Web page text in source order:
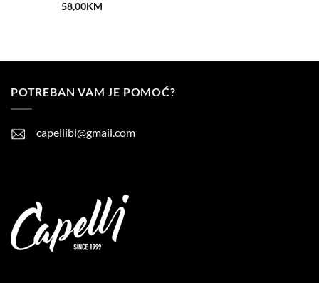
58,00KM
POTREBAN VAM JE POMOĆ?
capellibl@gmail.com